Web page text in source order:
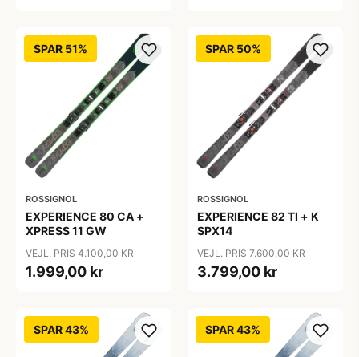
SPAR 51%
ROSSIGNOL
EXPERIENCE 80 CA +
XPRESS 11 GW
VEJL. PRIS 4.100,00 KR
1.999,00 kr
SPAR 50%
ROSSIGNOL
EXPERIENCE 82 TI + K
SPX14
VEJL. PRIS 7.600,00 KR
3.799,00 kr
SPAR 43% SPAR 43%